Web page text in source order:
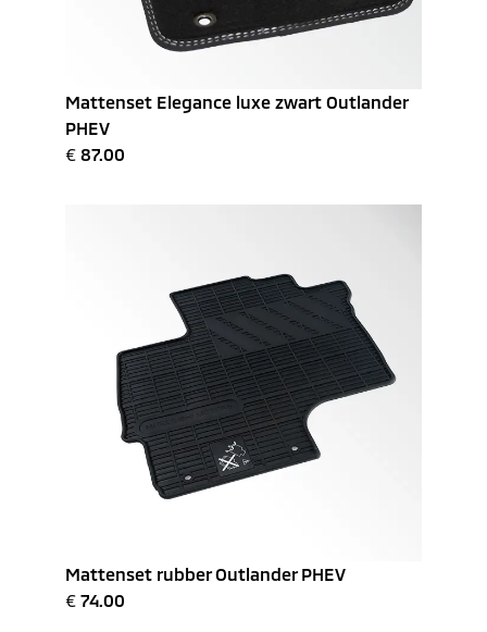
Mattenset Elegance luxe zwart Outlander
PHEV
€ 87.00
Mattenset rubber Outlander PHEV
€ 74.00